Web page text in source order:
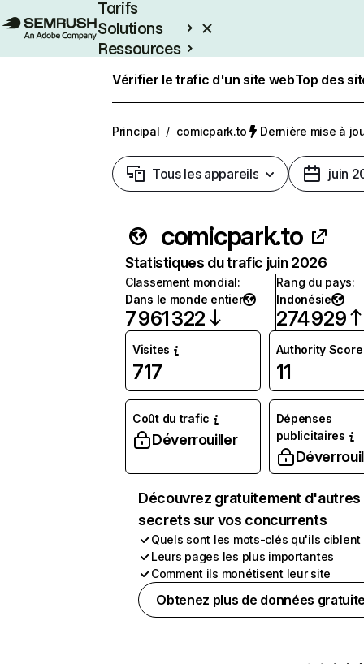
Tarifs
Solutions
Ressources
Vérifier le trafic d'un site webTop des
Principal / comicpark.to Dernière mise à
Tous les appareils juin
comicpark.to
Statistiques du trafic juin 2026
Classement mondial:
Dans le monde entier
7 961 322
Rang du pays:
Indonésie
274 929
Visites
717
Authority Score
11
Coût du trafic
Déverrouiller
Dépenses
publicitaires
Découvrez gratuitement d'autres
secrets sur vos concurrents
Quels sont les mots-clés qu'ils ciblent
Leurs pages les plus importantes
Comment ils monétisent leur site
Obtenez plus de données